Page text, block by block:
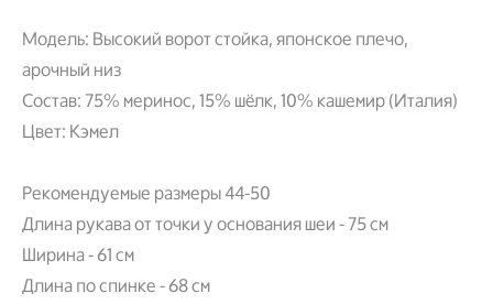
Модель: Высокий ворот стойка, японское плечо,
арочный низ
Состав: 75% меринос, 15% шёлк, 10% кашемир (Италия)
Цвет: Кэмел
Рекомендуемые размеры 44-50
Длина рукава от точки у основания шеи - 75 см
Ширина - 61 см
Длина по спинке - 68 см